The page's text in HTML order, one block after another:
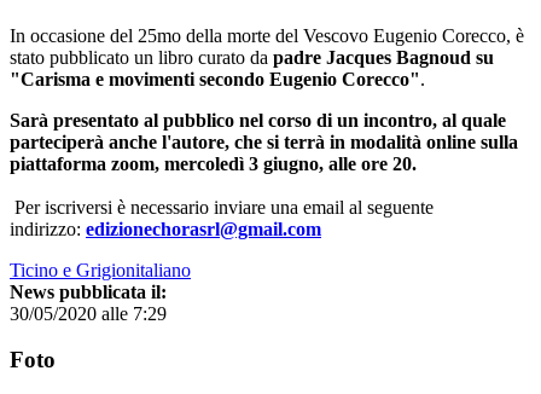
In occasione del 25mo della morte del Vescovo Eugenio Corecco, è
stato pubblicato un libro curato da padre Jacques Bagnoud su
"Carisma e movimenti secondo Eugenio Corecco".
Sarà presentato al pubblico nel corso di un incontro, al quale
parteciperà anche l'autore, che si terrà in modalità online sulla
piattaforma zoom, mercoledì 3 giugno, alle ore 20.
Per iscriversi è necessario inviare una email al seguente
indirizzo: edizionechorasrl@gmail.com
Ticino e Grigionitaliano
News pubblicata il:
30/05/2020 alle 7:29
Foto